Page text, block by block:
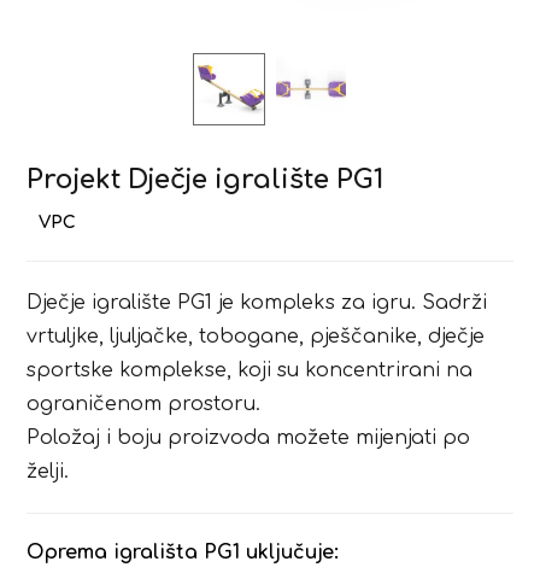
Projekt Dječje igralište PG1
Dječje igralište PG1 je kompleks za igru. Sadrži
vrtuljke, ljuljačke, tobogane, pješčanike, dječje
sportske komplekse, koji su koncentrirani na
ograničenom prostoru.
Položaj i boju proizvoda možete mijenjati po
želji.
Oprema igrališta PG1 uključuje: